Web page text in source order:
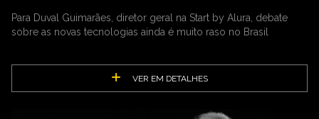
Para Duval Guimarães, diretor geral na Start by Alura, debate
sobre as novas tecnologias ainda é muito raso no Brasil
VER EM DETALHES